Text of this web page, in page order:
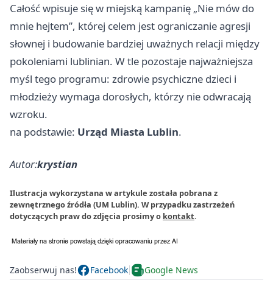
Całość wpisuje się w miejską kampanię „Nie mów do
mnie hejtem”, której celem jest ograniczanie agresji
słownej i budowanie bardziej uważnych relacji między
pokoleniami lublinian. W tle pozostaje najważniejsza
myśl tego programu: zdrowie psychiczne dzieci i
młodzieży wymaga dorosłych, którzy nie odwracają
wzroku.
na podstawie: Urząd Miasta Lublin.
Autor:krystian
Ilustracja wykorzystana w artykule została pobrana z
zewnętrznego źródła (UM Lublin). W przypadku zastrzeżeń
dotyczących praw do zdjęcia prosimy o kontakt.
Zaobserwuj nas! Facebook Google News